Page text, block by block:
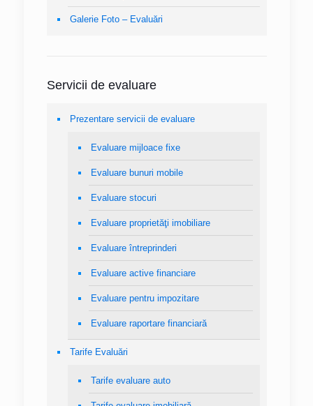
Galerie Foto – Evaluări
Servicii de evaluare
Prezentare servicii de evaluare
Evaluare mijloace fixe
Evaluare bunuri mobile
Evaluare stocuri
Evaluare proprietăţi imobiliare
Evaluare întreprinderi
Evaluare active financiare
Evaluare pentru impozitare
Evaluare raportare financiară
Tarife Evaluări
Tarife evaluare auto